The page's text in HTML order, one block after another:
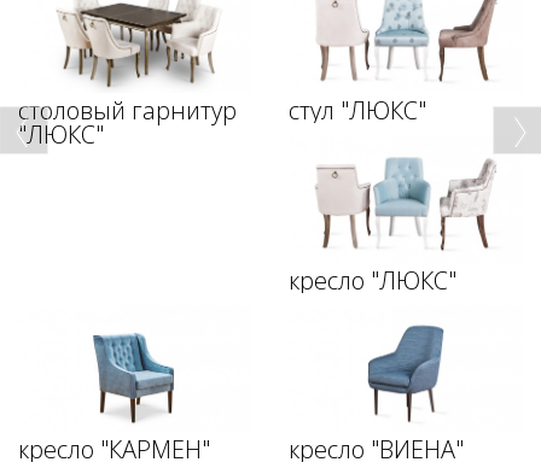
столовый гарнитур
"ЛЮКС"
стул "ЛЮКС"
кресло "ЛЮКС"
кресло "КАРМЕН" кресло "ВИЕНА"